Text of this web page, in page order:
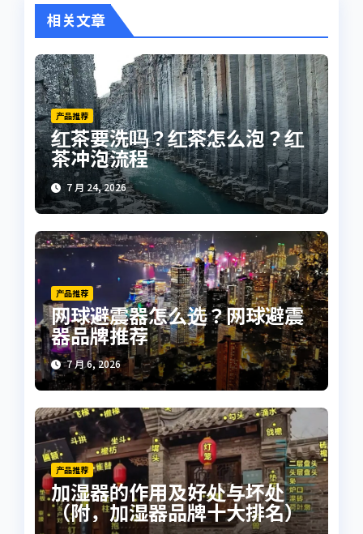
相关文章
产品推荐
红茶要洗吗？红茶怎么泡？红
茶冲泡流程
7 月 24, 2026
产品推荐
网球避震器怎么选？网球避震
器品牌推荐
7 月 6, 2026
产品推荐
加湿器的作用及好处与坏处
（附，加湿器品牌十大排名）